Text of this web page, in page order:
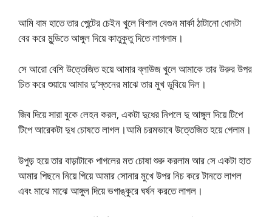
আমি বাম হাতে তার পেন্টের চেইন খুলে বিশাল বেগুন মার্কা ঠাটানো ধোনটা
বের করে মুন্ডিতে আঙ্গুল দিয়ে কাতুকুতু দিতে লাগলাম।
সে আরো বেশি উত্তেজিত হয়ে আমার ব্লাউজ খুলে আমাকে তার উরুর উপর
চিত করে শুয়ায়ে আমার দু’স্তনের মাঝে তার মুখ ডুবিয়ে দিল।
জিব দিয়ে সারা বুকে লেহন করল, একটা দুধের নিপলে দু আঙ্গুল দিয়ে টিপে
টিপে আরেকটা দুধ চোষতে লাগল।আমি চরমভাবে উত্তেজিত হয়ে গেলাম।
উপুড় হয়ে তার বাড়াটাকে পাগলের মত চোষা শুরু করলাম আর সে একটা হাত
আমার পিছনে নিয়ে গিয়ে আমার সোনার মুখে উপর নিচ করে টানতে লাগল
এবং মাঝে মাঝে আঙ্গুল দিয়ে ভগাঙ্কুরে ঘর্ষন করতে লাগল।